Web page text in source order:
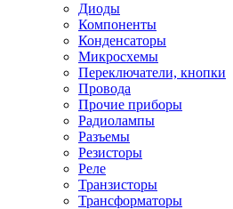
Диоды
Компоненты
Конденсаторы
Микросхемы
Переключатели, кнопки
Провода
Прочие приборы
Радиолампы
Разъемы
Резисторы
Реле
Транзисторы
Трансформаторы